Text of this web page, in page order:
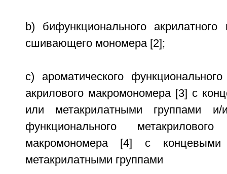
b) бифункционального акрилатного
сшивающего мономера [2];
c) ароматического
акрилового макромономера [3] с
или метакрилатными группами и/
функционального
макромономера [4] с концевыми
метакрилатными группами